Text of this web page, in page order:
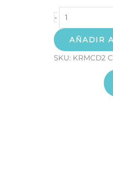
-
AÑADIR
SKU: KRMCD2